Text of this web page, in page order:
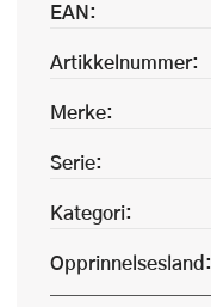
EAN:
Artikkelnummer:
Merke:
Serie:
Kategori:
Opprinnelsesland: